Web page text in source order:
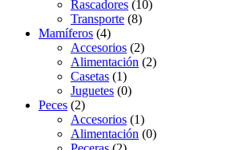
Rascadores (10)
Transporte (8)
Mamíferos (4)
Accesorios (2)
Alimentación (2)
Casetas (1)
Juguetes (0)
Peces (2)
Accesorios (1)
Alimentación (0)